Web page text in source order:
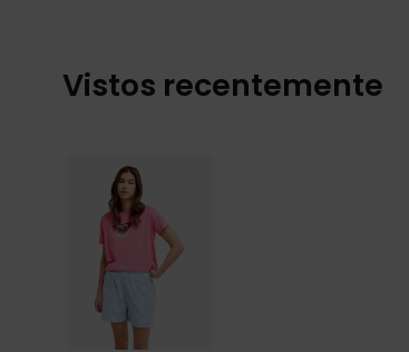
Vistos recentemente